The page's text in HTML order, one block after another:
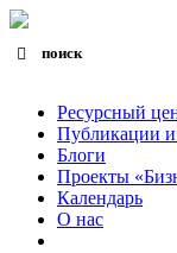
поиск
Ресурсный
Публикации и
Блоги
Проекты
Календарь
О нас